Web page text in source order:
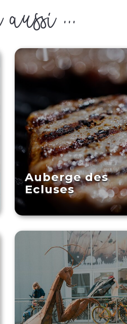
...
Auberge des
Ecluses